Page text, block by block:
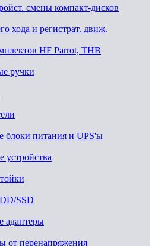
смены компакт-дисков
хода и регистрат. движ.
HF Parrot, THB
ручки
блоки питания и UPS'ы
SSD
адаптеры
от перенапряжения